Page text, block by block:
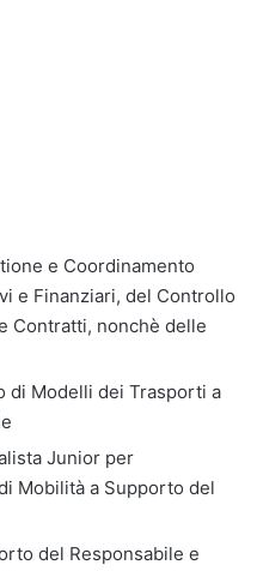
e Coordinamento
e Finanziari, del Controllo
Contratti, nonchè delle
di Modelli dei Trasporti a
Junior per
Mobilità a Supporto del
del Responsabile e